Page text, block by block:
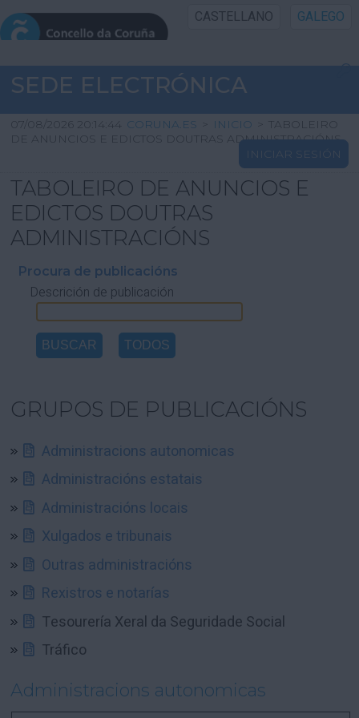
CASTELLANO GALEGO
INICIO SEDE
INICIO
INFORMACIÓN PÚBLICA
CARTAFOL CIDADÁN
UTILIDADES
AXUDA
SEDE ELECTRÓNICA
07/08/2026 20:14:44 CORUNA.ES > INICIO > TABOLEIRO
DE ANUNCIOS E EDICTOS DOUTRAS ADMINISTRACIÓNS
INICIAR SESIÓN
TABOLEIRO DE ANUNCIOS E
EDICTOS DOUTRAS
ADMINISTRACIÓNS
Procura de publicacións
Descrición de publicación
GRUPOS DE PUBLICACIÓNS
Administracions autonomicas
Administracións estatais
Administracións locais
Xulgados e tribunais
Outras administracións
Rexistros e notarías
Tesourería Xeral da Seguridade Social
Tráfico
Administracions autonomicas